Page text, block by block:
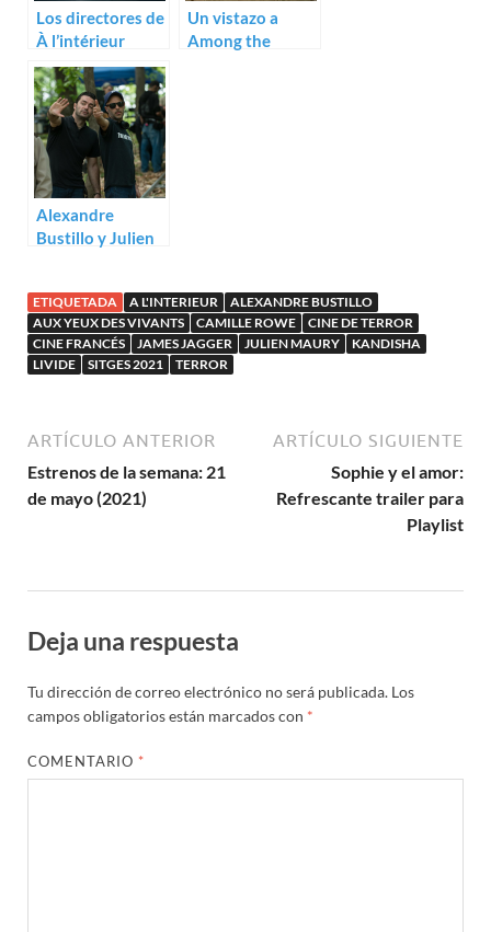
Los directores de
À l’intérieur
rodarán Among
the Living
Un vistazo a
Among the
Alexandre
Bustillo y Julien
ETIQUETADA A L'INTERIEUR
ALEXANDRE BUSTILLO
AUX YEUX DES VIVANTS
CAMILLE ROWE
CINE DE TERROR
CINE FRANCÉS
JAMES JAGGER JULIEN MAURY
KANDISHA
LIVIDE
SITGES 2021 TERROR
ARTÍCULO ANTERIOR
Estrenos de la semana: 21
de mayo (2021)
ARTÍCULO SIGUIENTE
Sophie y el amor:
Refrescante trailer para
Playlist
Deja una respuesta
Tu dirección de correo electrónico no será publicada. Los
campos obligatorios están marcados con *
COMENTARIO *